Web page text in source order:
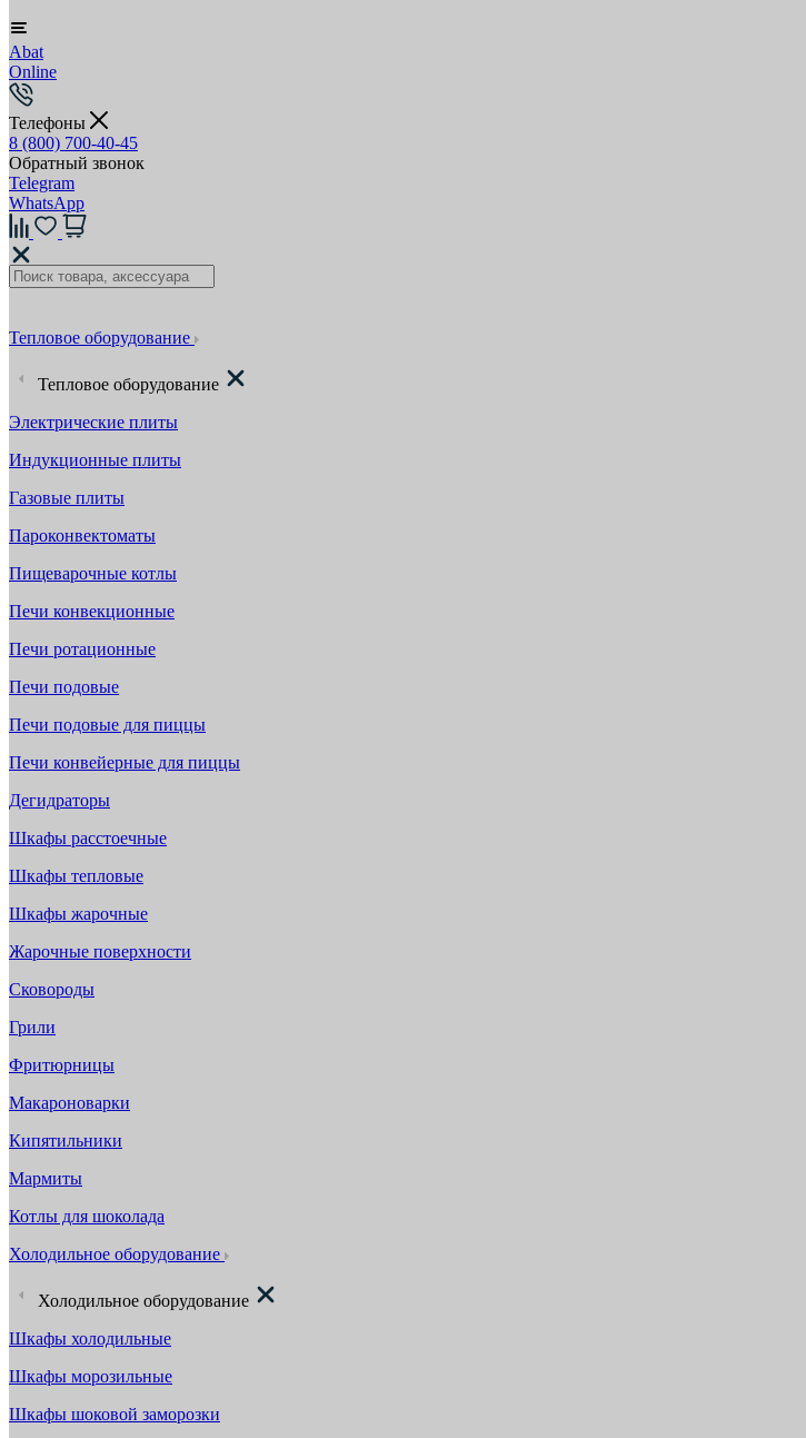
Abat
Online
Телефоны
8 (800) 700-40-45
Обратный звонок
Telegram
WhatsApp
Тепловое оборудование
Тепловое оборудование
Электрические плиты
Индукционные плиты
Газовые плиты
Пароконвектоматы
Пищеварочные котлы
Печи конвекционные
Печи ротационные
Печи подовые
Печи подовые для пиццы
Печи конвейерные для пиццы
Дегидраторы
Шкафы расстоечные
Шкафы тепловые
Шкафы жарочные
Жарочные поверхности
Сковороды
Грили
Фритюрницы
Макароноварки
Кипятильники
Мармиты
Котлы для шоколада
Холодильное оборудование
Холодильное оборудование
Шкафы холодильные
Шкафы морозильные
Шкафы шоковой заморозки